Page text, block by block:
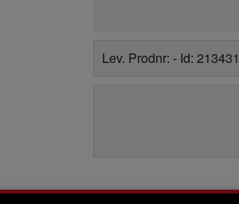
Lev. Prodnr: - Id: 213431